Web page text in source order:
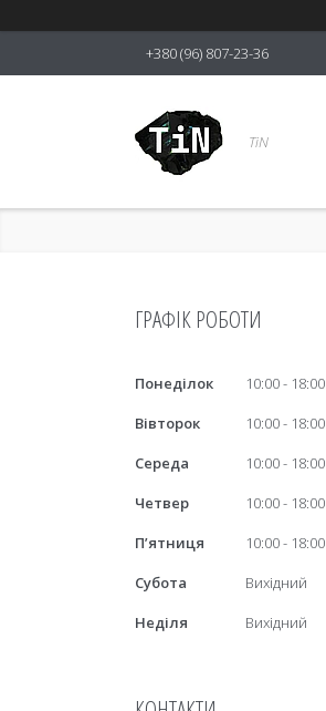
+380 (96) 807-23-36
TiN
ГРАФІК РОБОТИ
Понеділок 10:00
18:00
Вівторок
10:00
18:00
Середа
10:00
18:00
Четвер
10:00
18:00
Пʼятниця
10:00
18:00
Субота
Вихідний
Неділя
Вихідний